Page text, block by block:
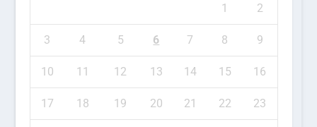
1 2
3 4 5 6 7 8 9
10 11 12 13 14 15 16
17 18 19 20 21 22 23